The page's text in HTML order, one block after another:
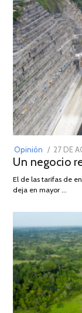
Opinión
POSTED
ON
27 DE
Un negocio
El de las tarifas de
deja en mayor …